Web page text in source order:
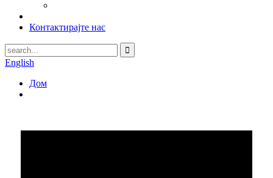
Контактирајте нас
English
Дом